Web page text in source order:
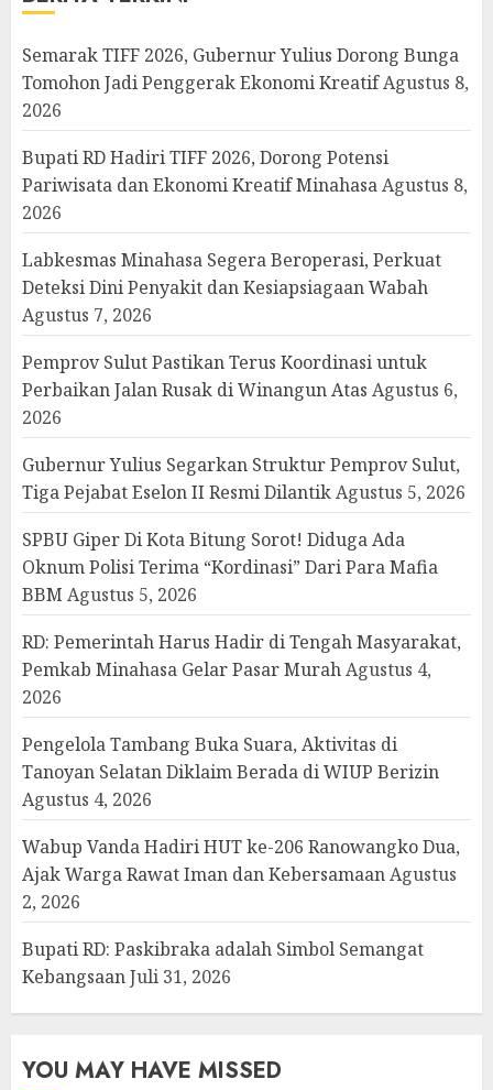
Semarak TIFF 2026, Gubernur Yulius Dorong Bunga
Tomohon Jadi Penggerak Ekonomi KreatifAgustus 8,
2026
Bupati RD Hadiri TIFF 2026, Dorong Potensi
Pariwisata dan Ekonomi Kreatif MinahasaAgustus 8,
2026
Labkesmas Minahasa Segera Beroperasi, Perkuat
Deteksi Dini Penyakit dan Kesiapsiagaan Wabah
Agustus 7, 2026
Pemprov Sulut Pastikan Terus Koordinasi untuk
Perbaikan Jalan Rusak di Winangun Atas Agustus 6,
2026
Gubernur Yulius Segarkan Struktur Pemprov Sulut,
Tiga Pejabat Eselon II Resmi DilantikAgustus 5, 2026
SPBU Giper Di Kota Bitung Sorot! Diduga Ada
Oknum Polisi Terima “Kordinasi” Dari Para Mafia
BBM Agustus 5, 2026
RD: Pemerintah Harus Hadir di Tengah Masyarakat,
Pemkab Minahasa Gelar Pasar MurahAgustus 4,
2026
Pengelola Tambang Buka Suara, Aktivitas di
Tanoyan Selatan Diklaim Berada di WIUP Berizin
Agustus 4, 2026
Wabup Vanda Hadiri HUT ke-206 Ranowangko Dua,
Ajak Warga Rawat Iman dan KebersamaanAgustus
2, 2026
Bupati RD: Paskibraka adalah Simbol Semangat
KebangsaanJuli 31, 2026
YOU MAY HAVE MISSED